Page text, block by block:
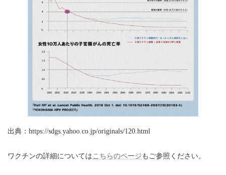
出典：https://sdgs.yahoo.co.jp/originals/120.html
ワクチンの詳細については こちらのページ もご参照ください。